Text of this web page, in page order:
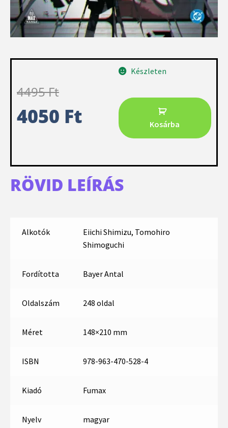
4495Ft
4050 Ft
Készleten
Kosárba
RÖVID LEÍRÁS
Alkotók
Eiichi Shimizu, Tomohiro
Shimoguchi
Fordította Bayer Antal
Oldalszám 248 oldal
Méret 148×210 mm
ISBN 978-963-470-528-4
Kiadó Fumax
Nyelv magyar